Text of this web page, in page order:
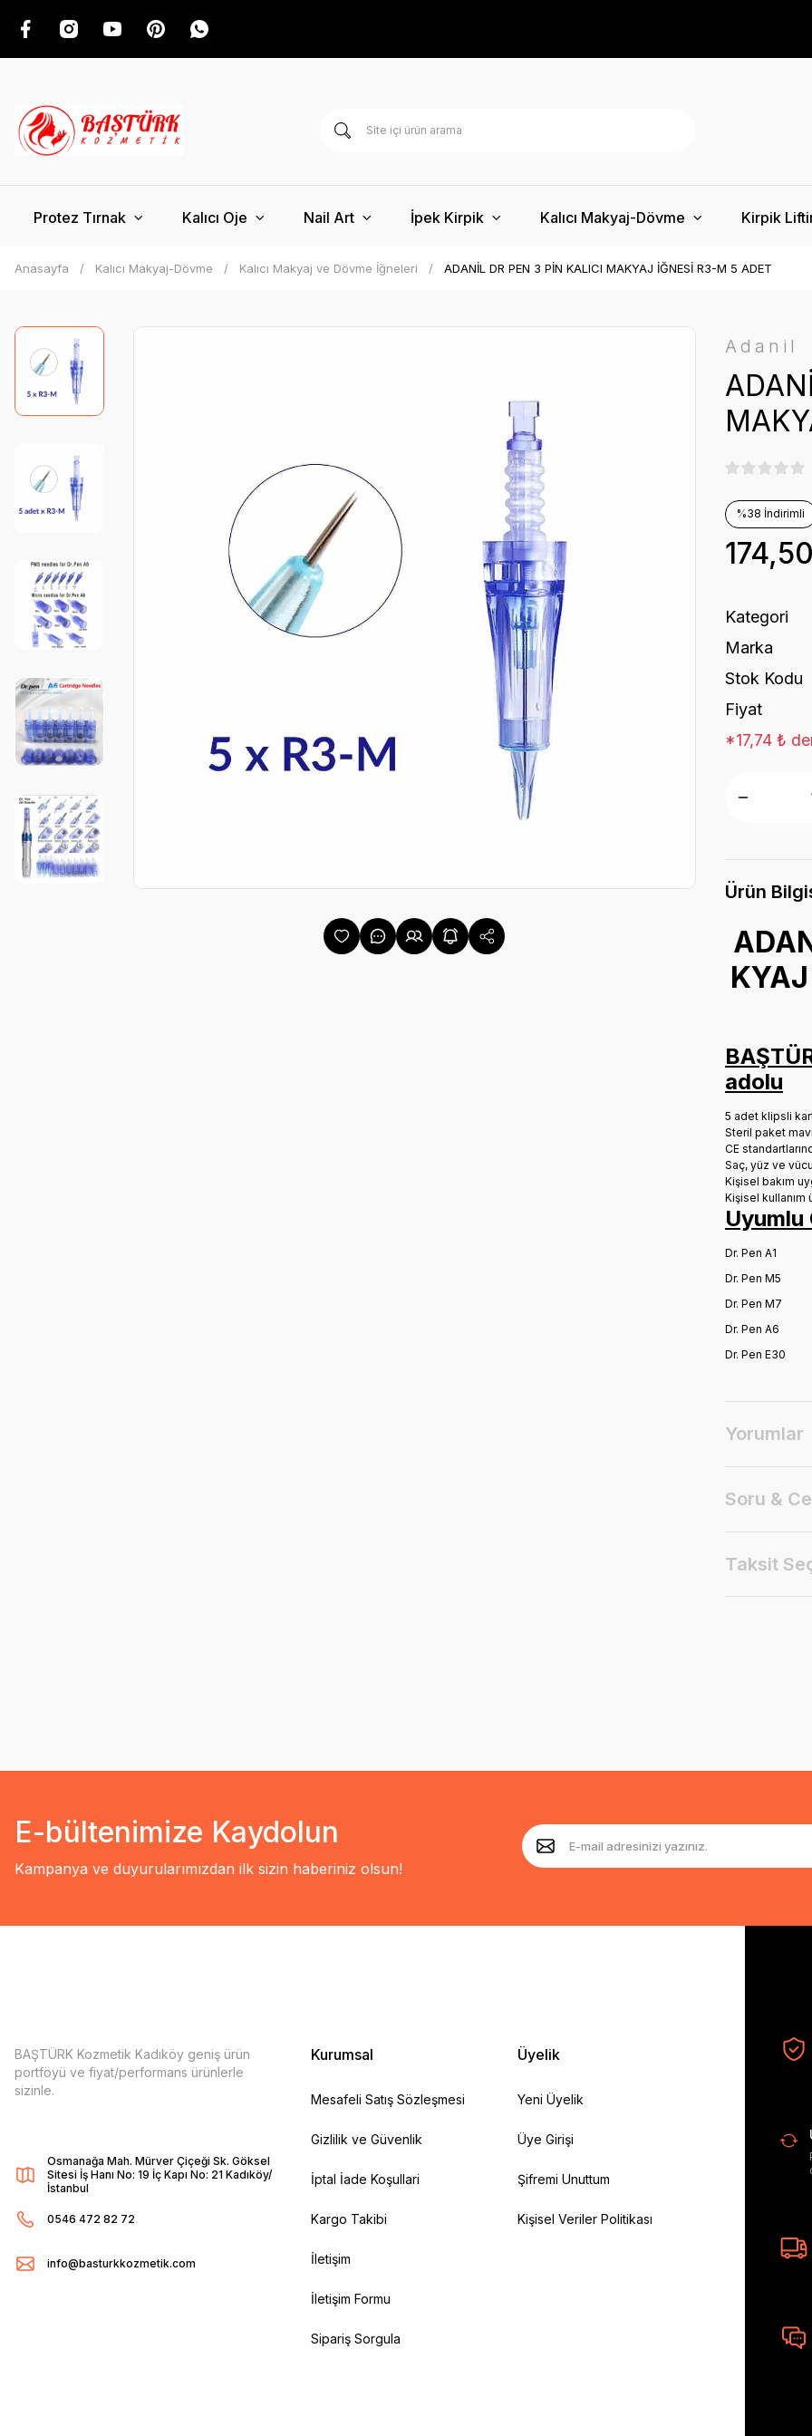
Protez Tırnak Kalıcı Oje Nail Art İpek Kirpik Kalıcı Makyaj-Dövme Kirpik
Anasayfa Kalıcı Makyaj-Dövme Kalıcı Makyaj ve Dövme İğneleri ADANİL DR PEN 3 PİN KALICI MAKYAJ İĞNESİ R3-M 5 ADET
Adanil
%38 İndirimli
Kategori
Marka
Stok Kodu
Fiyat
*17,74 ₺
Ürün
adolu
5 adet klipsli
Steril paket
CE
Saç, yüz ve
Kişisel bakım
Kişisel kullanım
Uyumlu
Dr. Pen A1
Dr. Pen M5
Dr. Pen M7
Dr. Pen A6
Dr. Pen E30
Yorumlar
Soru &
Taksit
E-bültenimize Kaydolun
Kampanya ve duyurularımızdan ilk sizin haberiniz olsun!
BAŞTÜRK Kozmetik Kadıköy geniş ürün
portföyü ve fiyat/performans ürünlerle
sizinle.
Osmanağa Mah. Mürver Çiçeği Sk. Göksel
Sitesi İş Hanı No: 19 İç Kapı No: 21 Kadıköy/
İstanbul
0546 472 82 72
info@basturkkozmetik.com
Kurumsal
Mesafeli Satış Sözleşmesi
Gizlilik ve Güvenlik
İptal İade Koşullari
Kargo Takibi
İletişim
İletişim Formu
Sipariş Sorgula
Üyelik
Yeni Üyelik
Üye Girişi
Şifremi Unuttum
Kişisel Veriler Politikası